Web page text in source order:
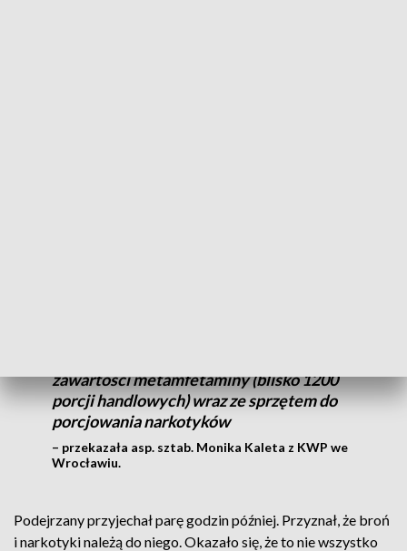
zawartości metamfetaminy (blisko 1200
porcji handlowych) wraz ze sprzętem do
porcjowania narkotyków
– przekazała asp. sztab. Monika Kaleta z KWP we
Wrocławiu.
Podejrzany przyjechał parę godzin później. Przyznał, że broń
i narkotyki należą do niego. Okazało się, że to nie wszystko